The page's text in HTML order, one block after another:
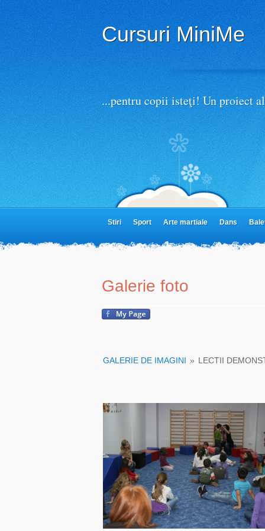
Cursuri MiniMe
...pentru copii isteţi! Un proiect
Stiri Sport Arte martiale Dans
Galerie foto
GALERIE DE IMAGINI » LECTII
termeni de utilizare, inclusiv cookies Accept